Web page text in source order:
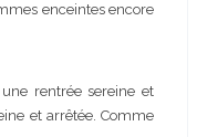
enceintes encore
rentrée sereine et
et arrêtée. Comme